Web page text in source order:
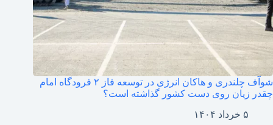
شوآف چلندری و هاکان انرژی در توسعه فاز ۲ فرودگاه امام
چقدر زیان روی دست کشور گذاشته است؟
۵ خرداد ۱۴۰۴